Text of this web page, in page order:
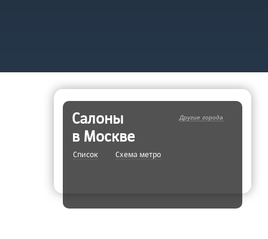
Салоны
в Москве
Другие города
Cписок Cхема метро